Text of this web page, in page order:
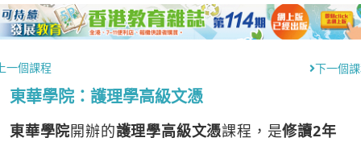
一個課程 下一個
東華學院：護理學高級文憑
東華學院開辦的護理學高級文憑課程，是修讀2年